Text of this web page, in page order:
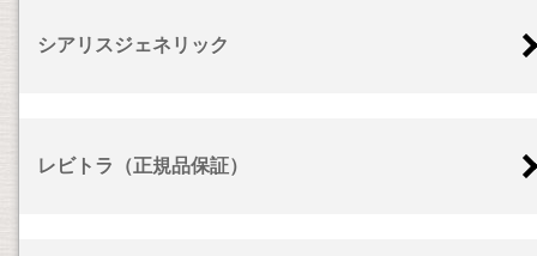
シアリスジェネリック
レビトラ（正規品保証）